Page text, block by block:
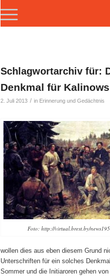
Schlagwortarchiv für:
Denkmal für
2. Juli 2013 / in Erinnerung und Gedächtnis
Foto: http://virtual.brest.by/
wollen dies aus eben diesem Grund
Unterschriften für ein solches
Sommer und die Initiaroren gehen